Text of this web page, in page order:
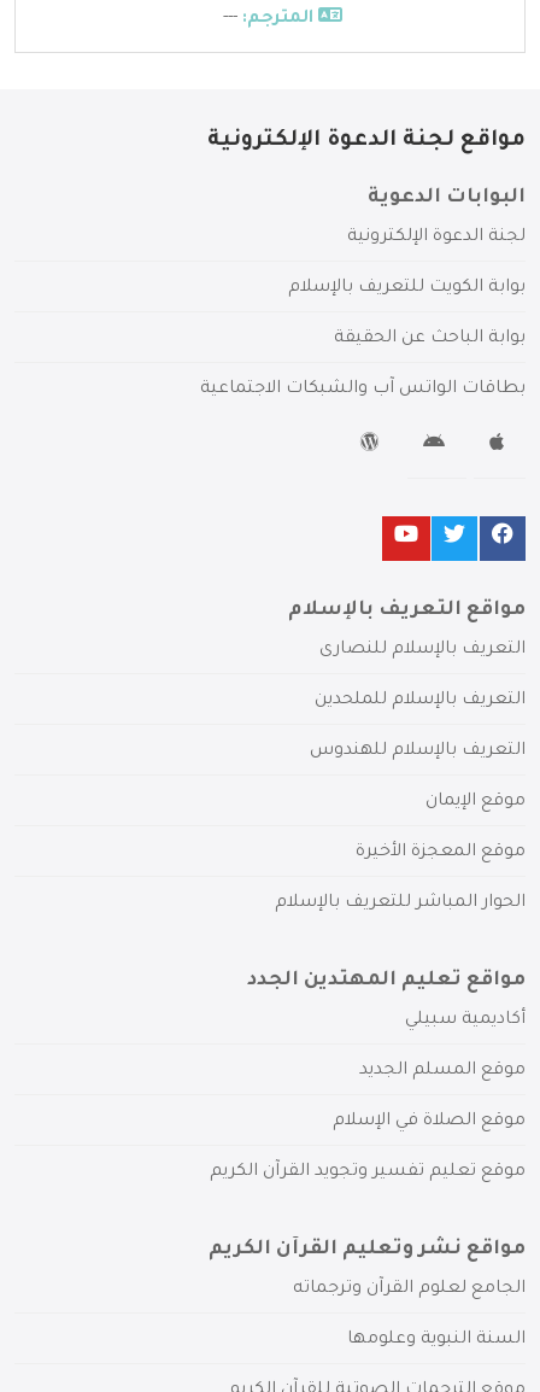
المترجم: ---
مواقع لجنة الدعوة الإلكترونية
البوابات الدعوية
لجنة الدعوة الإلكترونية
بوابة الكويت للتعريف بالإسلام
بوابة الباحث عن الحقيقة
بطاقات الواتس آب والشبكات الاجتماعية
مواقع التعريف بالإسلام
التعريف بالإسلام للنصارى
التعريف بالإسلام للملحدين
التعريف بالإسلام للهندوس
موقع الإيمان
موقع المعجزة الأخيرة
الحوار المباشر للتعريف بالإسلام
مواقع تعليم المهتدين الجدد
أكاديمية سبيلي
موقع المسلم الجديد
موقع الصلاة في الإسلام
موقع تعليم تفسير وتجويد القرآن الكريم
مواقع نشر وتعليم القرآن الكريم
الجامع لعلوم القرآن وترجماته
السنة النبوية وعلومها